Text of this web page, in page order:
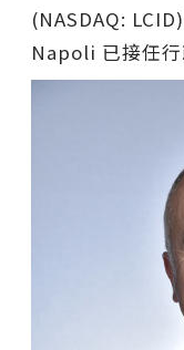
(NASDAQ:
Napoli 已接任行